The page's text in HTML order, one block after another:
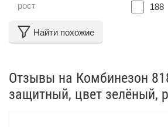
рост 188
Найти похожие
Отзывы на Комбинезон
защитный, цвет зелёный,